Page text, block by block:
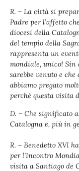
R. – La città si
Padre per l’affetto
diocesi della
del tempio della
rappresenta un
mondiale, unico! Sin
sarebbe venuto e
abbiamo pregato
perché questa visita
D. – Che significato
Catalogna e, più in
R. – Benedetto XVI
per l’Incontro
visita a Santiago de